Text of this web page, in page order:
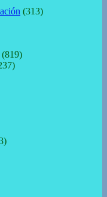
(313)
(819)